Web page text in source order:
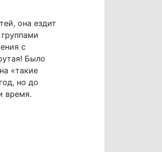
она ездит
с
Было
«такие
но до
время.